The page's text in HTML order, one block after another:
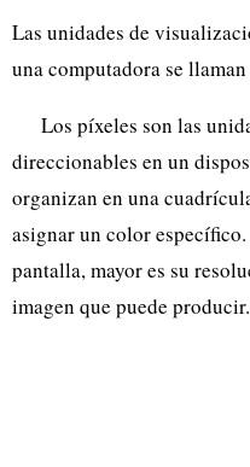
Las unidades de
una computadora se llaman
Los píxeles son las
direccionables en un
organizan en una
asignar un color
pantalla, mayor es su
imagen que puede producir.